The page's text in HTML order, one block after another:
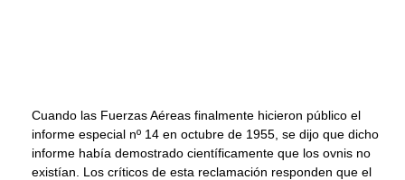
Cuando las Fuerzas Aéreas finalmente hicieron público el
informe especial nº 14 en octubre de 1955, se dijo que dicho
informe había demostrado científicamente que los ovnis no
existían. Los críticos de esta reclamación responden que el